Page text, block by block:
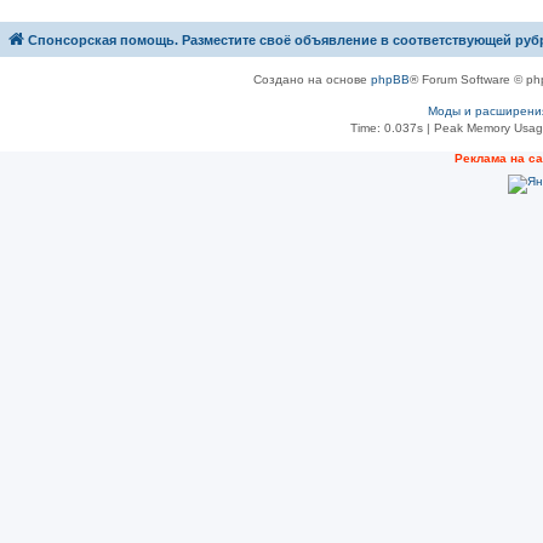
Спонсорская помощь. Разместите своё объявление в соответствующей
Создано на основе phpBB® Forum Software ©
Моды и
Time: 0.037s| Peak Memory
Рeклама на